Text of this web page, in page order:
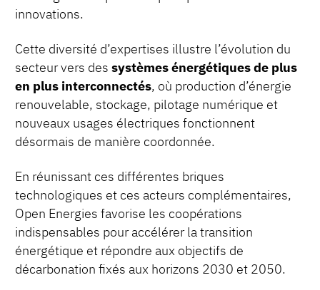
innovations.
Cette diversité d’expertises illustre l’évolution du
secteur vers des systèmes énergétiques de plus
en plus interconnectés, où production d’énergie
renouvelable, stockage, pilotage numérique et
nouveaux usages électriques fonctionnent
désormais de manière coordonnée.
En réunissant ces différentes briques
technologiques et ces acteurs complémentaires,
Open Energies favorise les coopérations
indispensables pour accélérer la transition
énergétique et répondre aux objectifs de
décarbonation fixés aux horizons 2030 et 2050.